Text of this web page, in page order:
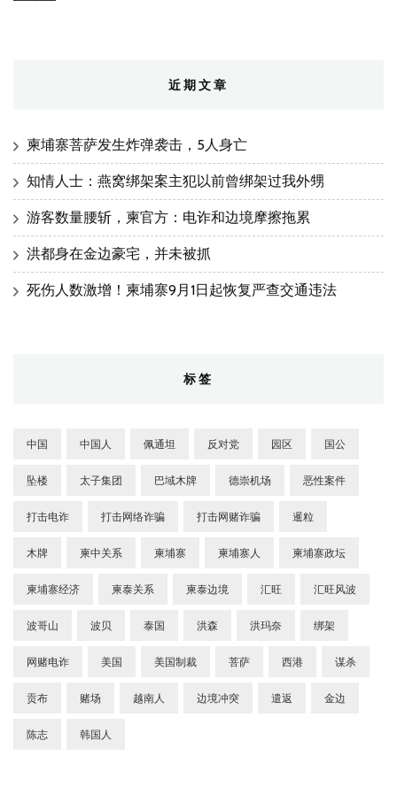
近期文章
柬埔寨菩萨发生炸弹袭击，5人身亡
知情人士：燕窝绑架案主犯以前曾绑架过我外甥
游客数量腰斩，柬官方：电诈和边境摩擦拖累
洪都身在金边豪宅，并未被抓
死伤人数激增！柬埔寨9月1日起恢复严查交通违法
标签
中国 中国人 佩通坦 反对党 园区 国公
坠楼 太子集团 巴域木牌 德崇机场 恶性案件
打击电诈 打击网络诈骗 打击网赌诈骗 暹粒
木牌 柬中关系 柬埔寨 柬埔寨人 柬埔寨政坛
柬埔寨经济 柬泰关系 柬泰边境 汇旺 汇旺风波
波哥山 波贝 泰国 洪森 洪玛奈 绑架
网赌电诈 美国 美国制裁 菩萨 西港 谋杀
贡布 赌场 越南人 边境冲突 遣返 金边
陈志 韩国人